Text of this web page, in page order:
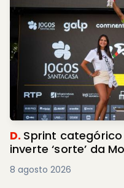
D. Sprint categórico
inverte ‘sorte’ da
8 agosto 2026